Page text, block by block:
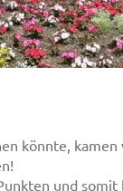
könnte,
und